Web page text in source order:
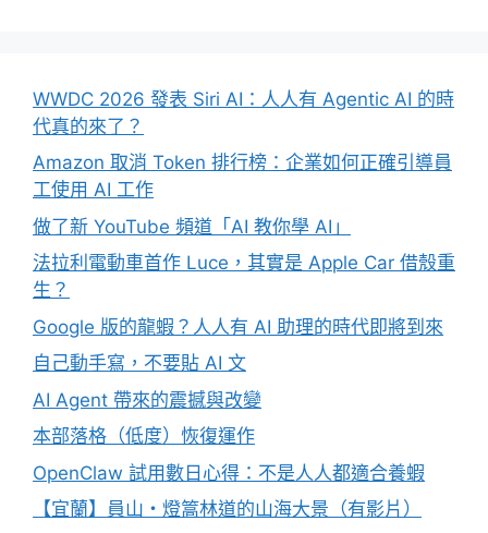
WWDC 2026 發表 Siri AI：人人有 Agentic AI 的時
代真的來了？
Amazon 取消 Token 排行榜：企業如何正確引導員
工使用 AI 工作
做了新 YouTube 頻道「AI 教你學 AI」
法拉利電動車首作 Luce，其實是 Apple Car 借殼重
生？
Google 版的龍蝦？人人有 AI 助理的時代即將到來
自己動手寫，不要貼 AI 文
AI Agent 帶來的震撼與改變
本部落格（低度）恢復運作
OpenClaw 試用數日心得：不是人人都適合養蝦
【宜蘭】員山・燈篙林道的山海大景（有影片）